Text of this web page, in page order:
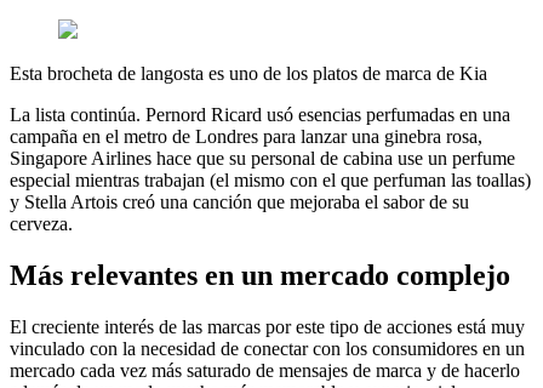
Esta brocheta de langosta es uno de los platos de marca de Kia
La lista continúa. Pernord Ricard usó esencias perfumadas en una
campaña en el metro de Londres para lanzar una ginebra rosa,
Singapore Airlines hace que su personal de cabina use un perfume
especial mientras trabajan (el mismo con el que perfuman las toallas)
y Stella Artois creó una canción que mejoraba el sabor de su
cerveza.
Más relevantes en un mercado complejo
El creciente interés de las marcas por este tipo de acciones está muy
vinculado con la necesidad de conectar con los consumidores en un
mercado cada vez más saturado de mensajes de marca y de hacerlo